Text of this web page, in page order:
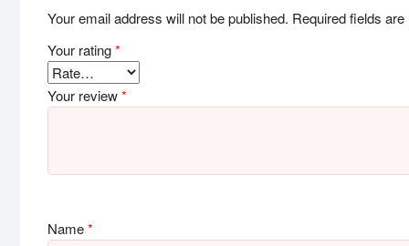
Your email address will not be published. Required fields
Your rating*
Your review*
Name*